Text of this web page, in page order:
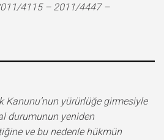
4115 – 2011/4447 –
Kanunu’nun yürürlüğe girmesiyle
durumunun yeniden
ve bu nedenle hükmün